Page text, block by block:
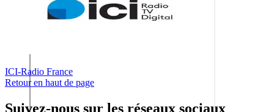
ICI-Radio France
Retour en haut de page
Suivez-nous sur les réseaux sociaux